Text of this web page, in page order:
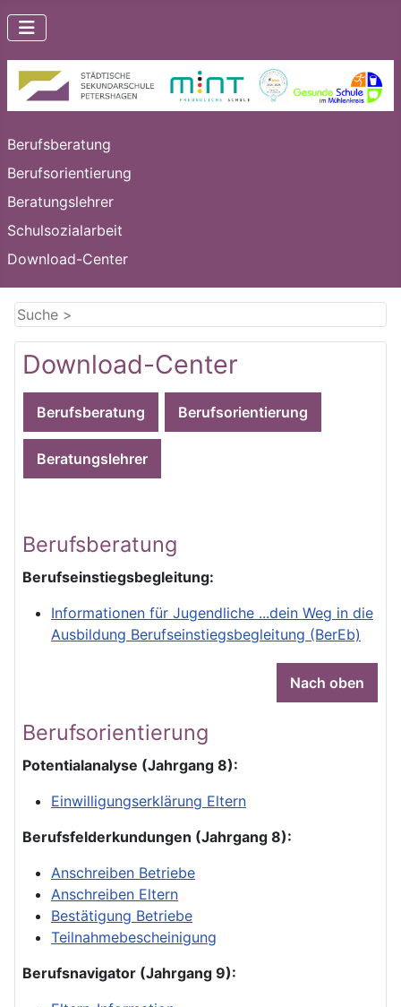
Berufsberatung
Berufsorientierung
Beratungslehrer
Schulsozialarbeit
Download-Center
Download-Center
Berufsberatung Berufsorientierung
Beratungslehrer
Berufsberatung
Berufseinstiegsbegleitung:
Informationen für Jugendliche ...dein Weg in die
Ausbildung Berufseinstiegsbegleitung (BerEb)
Nach oben
Berufsorientierung
Potentialanalyse (Jahrgang 8):
Einwilligungserklärung Eltern
Berufsfelderkundungen (Jahrgang 8):
Anschreiben Betriebe
Anschreiben Eltern
Bestätigung Betriebe
Teilnahmebescheinigung
Berufsnavigator (Jahrgang 9):